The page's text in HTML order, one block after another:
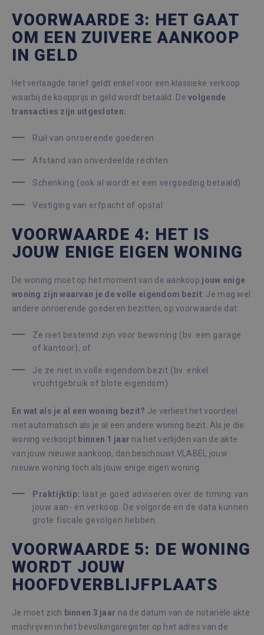
VOORWAARDE 3: HET GAAT
OM EEN ZUIVERE AANKOOP
IN GELD
Het verlaagde tarief geldt enkel voor een klassieke verkoop
waarbij de koopprijs in geld wordt betaald. Devolgende
transacties zijn uitgesloten:
Ruil van onroerende goederen
Afstand van onverdeelde rechten
Schenking (ook al wordt er een vergoeding betaald)
Vestiging van erfpacht of opstal
VOORWAARDE 4: HET IS
JOUW ENIGE EIGEN WONING
De woning moet op het moment van de aankoop jouw enige
woning zijn waarvan je de volle eigendom bezit. Je mag wel
andere onroerende goederen bezitten, op voorwaarde dat:
Ze niet bestemd zijn voor bewoning (bv. een garage
of kantoor), of
Je ze niet in volle eigendom bezit (bv. enkel
vruchtgebruik of blote eigendom)
En wat als je al een woning bezit? Je verliest het voordeel
niet automatisch als je al een andere woning bezit. Als je die
woning verkoopt binnen 1 jaar na het verlijden van de akte
van jouw nieuwe aankoop, dan beschouwt VLABEL jouw
nieuwe woning toch als jouw enige eigen woning.
Praktijktip: laat je goed adviseren over de timing van
jouw aan- en verkoop. De volgorde en de data kunnen
grote fiscale gevolgen hebben.
VOORWAARDE 5: DE WONING
WORDT JOUW
HOOFDVERBLIJFPLAATS
Je moet zich binnen 3 jaar na de datum van de notariële akte
inschrijven in het bevolkingsregister op het adres van de